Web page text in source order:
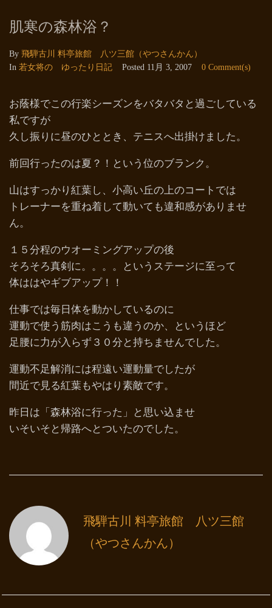
肌寒の森林浴？
By 飛騨古川 料亭旅館 八ツ三館（やつさんかん）
In 若女将の ゆったり日記 Posted 11月 3, 2007 0 Comment(s)
お蔭様でこの行楽シーズンをバタバタと過ごしている
私ですが
久し振りに昼のひととき、テニスへ出掛けました。
前回行ったのは夏？！という位のブランク。
山はすっかり紅葉し、小高い丘の上のコートでは
トレーナーを重ね着して動いても違和感がありませ
ん。
１５分程のウオーミングアップの後
そろそろ真剣に。。。。というステージに至って
体ははやギブアップ！！
仕事では毎日体を動かしているのに
運動で使う筋肉はこうも違うのか、というほど
足腰に力が入らず３０分と持ちませんでした。
運動不足解消には程遠い運動量でしたが
間近で見る紅葉もやはり素敵です。
昨日は「森林浴に行った」と思い込ませ
いそいそと帰路へとついたのでした。
飛騨古川 料亭旅館 八ツ三館
（やつさんかん）